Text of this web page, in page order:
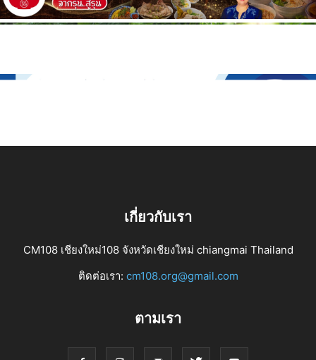
เกี่ยวกับเรา
CM108 เชียงใหม่108 จังหวัดเชียงใหม่ chiangmai Thailand
ติดต่อเรา: cm108.org@gmail.com
ตามเรา